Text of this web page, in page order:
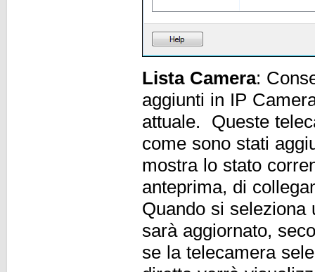
Lista Camera:
aggiunti in IP
attuale. Queste
come sono stati
mostra lo stato
anteprima, di
Quando si
sarà aggiornato,
se la telecamera